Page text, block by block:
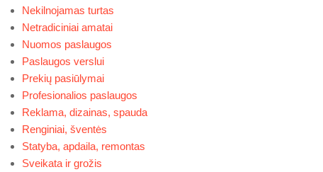
Nekilnojamas turtas
Netradiciniai amatai
Nuomos paslaugos
Paslaugos verslui
Prekių pasiūlymai
Profesionalios paslaugos
Reklama, dizainas, spauda
Renginiai, šventės
Statyba, apdaila, remontas
Sveikata ir grožis